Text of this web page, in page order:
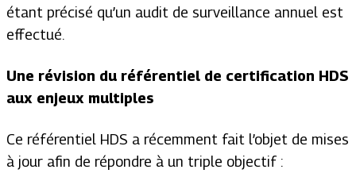
étant précisé qu’un audit de surveillance annuel est
effectué.
Une révision du référentiel de certification HDS
aux enjeux multiples
Ce référentiel HDS a récemment fait l’objet de mises
à jour afin de répondre à un triple objectif :